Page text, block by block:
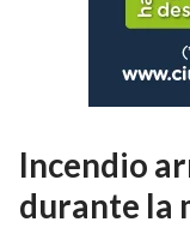
Incendio
durante la